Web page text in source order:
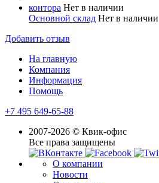
контора Нет в наличии
Основной склад Нет в наличии
Добавить отзыв
На главную
Компания
Информация
Помощь
+7 495 649-65-88
2007-2026 © Квик-офис
Все права защищены
О компании
Новости